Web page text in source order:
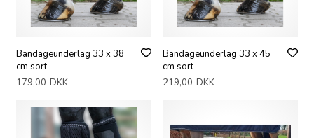
Bandageunderlag 33 x 38
cm sort
179,00 DKK
Bandageunderlag 33 x 45
cm sort
219,00 DKK